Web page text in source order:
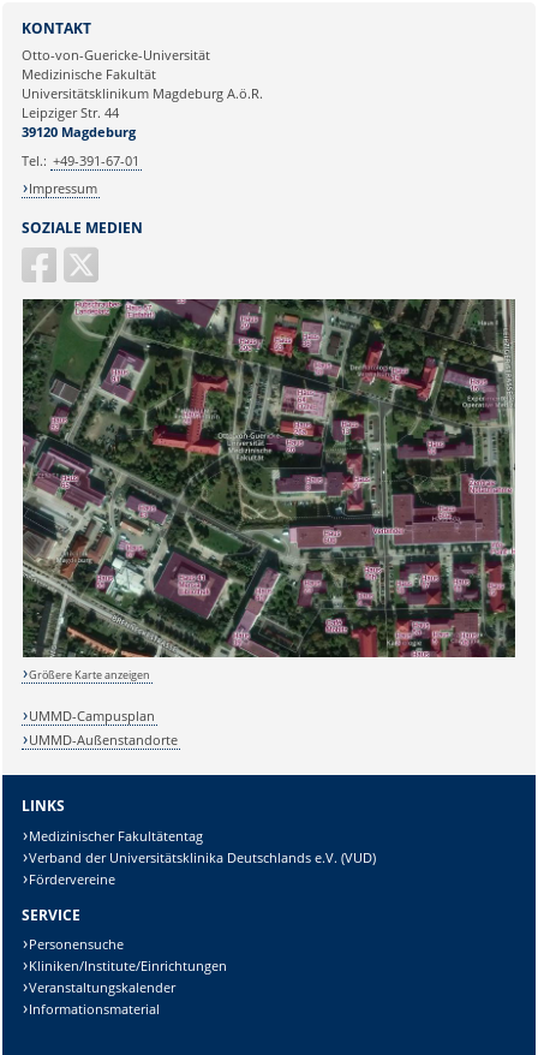
Ihre E-Mailadresse:
Ihr Anliegen:
Sicherheitsabfrage:
Lösung:
SOZIALE MEDIEN
KONTAKT
Otto-von-Guericke-Universität
Medizinische Fakultät
Universitätsklinikum Magdeburg A.ö.R.
Leipziger Str. 44
39120 Magdeburg
Tel.: +49-391-67-01
Impressum
Größere Karte anzeigen
UMMD-Campusplan
UMMD-Außenstandorte
LINKS
Medizinischer Fakultätentag
Verband der Universitätsklinika Deutschlands e.V. (VUD)
Fördervereine
SERVICE
Personensuche
Kliniken/Institute/Einrichtungen
Veranstaltungskalender
Informationsmaterial